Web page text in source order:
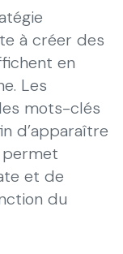
à créer des
en
Les
mots-clés
d’apparaître
permet
et de
du